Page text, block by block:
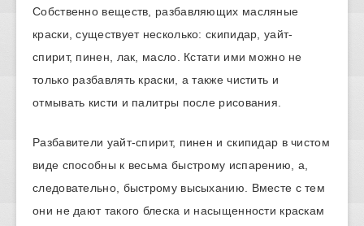
Собственно веществ, разбавляющих масляные
краски, существует несколько: скипидар, уайт-
спирит, пинен, лак, масло. Кстати ими можно не
только разбавлять краски, а также чистить и
отмывать кисти и палитры после рисования.
Разбавители уайт-спирит, пинен и скипидар в чистом
виде способны к весьма быстрому испарению, а,
следовательно, быстрому высыханию. Вместе с тем
они не дают такого блеска и насыщенности краскам